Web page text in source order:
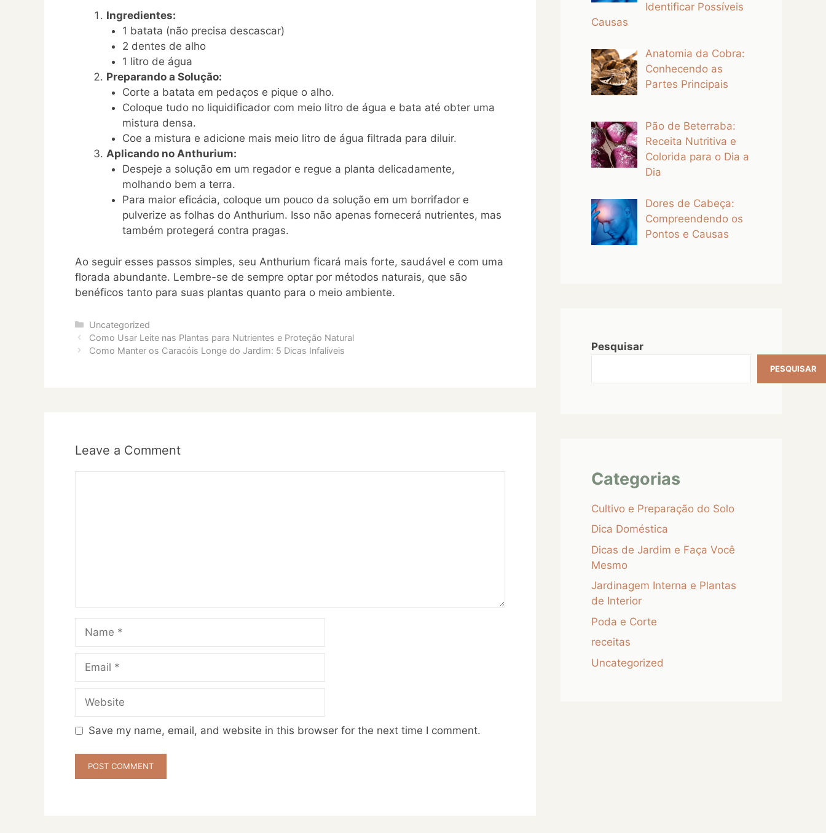
Ingredientes:
1 batata (não precisa descascar)
2 dentes de alho
1 litro de água
Preparando a Solução:
Corte a batata em pedaços e pique o alho.
Coloque tudo no liquidificador com meio litro de água e bata até obter uma
mistura densa.
Coe a mistura e adicione mais meio litro de água filtrada para diluir.
Aplicando no Anthurium:
Despeje a solução em um regador e regue a planta delicadamente,
molhando bem a terra.
Para maior eficácia, coloque um pouco da solução em um borrifador e
pulverize as folhas do Anthurium. Isso não apenas fornecerá nutrientes, mas
também protegerá contra pragas.
Ao seguir esses passos simples, seu Anthurium ficará mais forte, saudável e com uma
florada abundante. Lembre-se de sempre optar por métodos naturais, que são
benéficos tanto para suas plantas quanto para o meio ambiente.
Categories
Uncategorized
Como Usar Leite nas Plantas para Nutrientes e Proteção Natural
Como Manter os Caracóis Longe do Jardim: 5 Dicas Infalíveis
Leave a Comment
Save my name, email, and website in this browser for the next time I comment.
Identificar Possíveis
Causas
Anatomia da Cobra:
Conhecendo as
Partes Principais
Pão de Beterraba:
Receita Nutritiva e
Colorida para o Dia a
Dia
Dores de Cabeça:
Compreendendo os
Pontos e Causas
Pesquisar
PESQUISAR
Categorias
Cultivo e Preparação do Solo
Dica Doméstica
Dicas de Jardim e Faça Você
Mesmo
Jardinagem Interna e Plantas
de Interior
Poda e Corte
receitas
Uncategorized